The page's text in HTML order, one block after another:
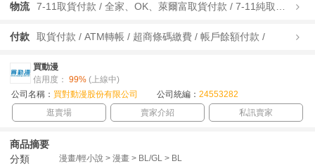
物流
付款 取貨付款 / ATM轉帳 / 超商條碼繳費 / 帳戶餘額付款 /
買動漫
信用度： 99% (上線中)
公司名稱： 買對動漫股份有限公司 公司統編： 24553282
逛賣場
賣家介紹 私訊賣家
商品摘要
分類
漫畫/輕小說 > 漫畫 > BL/GL > BL